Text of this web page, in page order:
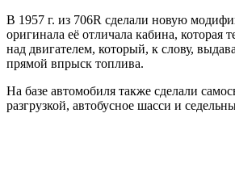
В 1957 г. из 706R сделали новую
оригинала её отличала кабина, которая
над двигателем, который, к слову,
прямой впрыск топлива.
На базе автомобиля также сделали
разгрузкой, автобусное шасси и